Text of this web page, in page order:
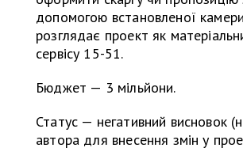
допомогою встановленої
розглядає проект як
сервісу 15-51.
Бюджет — 3 мільйони.
Статус — негативний висновок
автора для внесення змін у